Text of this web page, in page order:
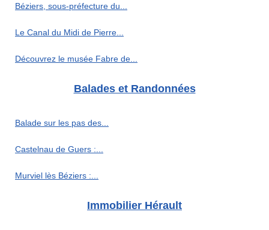
Béziers, sous-préfecture du...
Le Canal du Midi de Pierre...
Découvrez le musée Fabre de...
Balades et Randonnées
Balade sur les pas des...
Castelnau de Guers :...
Murviel lès Béziers :...
Immobilier Hérault